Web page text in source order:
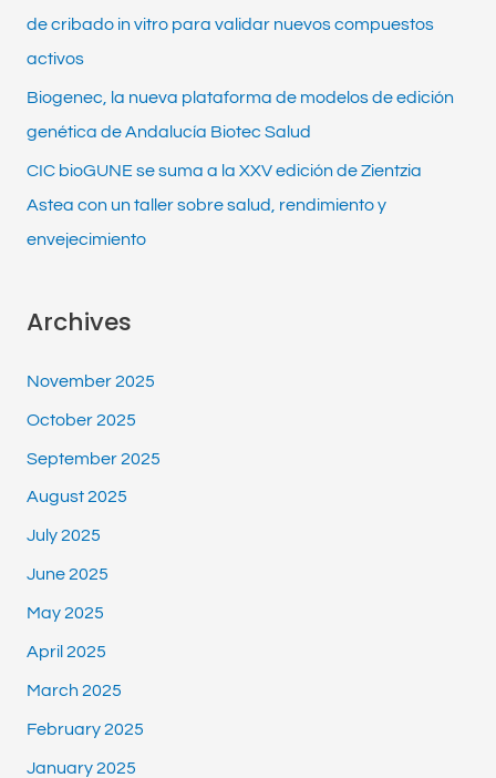
de cribado in vitro para validar nuevos compuestos
activos
Biogenec, la nueva plataforma de modelos de edición
genética de Andalucía Biotec Salud
CIC bioGUNE se suma a la XXV edición de Zientzia
Astea con un taller sobre salud, rendimiento y
envejecimiento
Archives
November 2025
October 2025
September 2025
August 2025
July 2025
June 2025
May 2025
April 2025
March 2025
February 2025
January 2025